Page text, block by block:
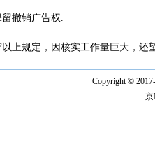
撤销广告权.
上规定，因核实工作量巨大，还
Copyright ©
京